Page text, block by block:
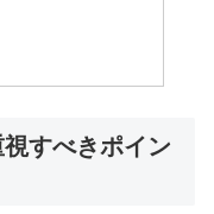
すべきポイン